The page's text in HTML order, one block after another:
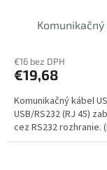
Komunikačný
€16 bez DPH
€19,68
Komunikačný kábel
USB/RS232 (RJ 45)
cez RS232 rozhranie.